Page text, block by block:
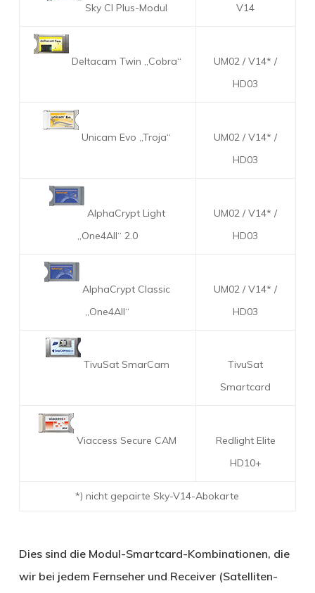
Sky CI Plus-Modul V14
Deltacam Twin „Cobra“
UM02 / V14* /
HD03
Unicam Evo „Troja“
UM02 / V14* /
HD03
AlphaCrypt Light
„One4All“ 2.0
UM02 / V14* /
HD03
AlphaCrypt Classic
„One4All“
UM02 / V14* /
HD03
TivuSat SmarCam
TivuSat
Smartcard
Viaccess Secure CAM
Redlight Elite
HD10+
*) nicht gepairte Sky-V14-Abokarte
Dies sind die Modul-Smartcard-Kombinationen, die
wir bei jedem Fernseher und Receiver (Satelliten-